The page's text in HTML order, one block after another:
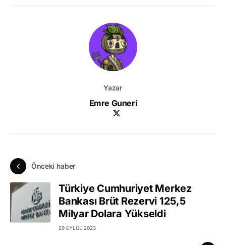
Yazar
Emre Guneri
Önceki haber
Türkiye Cumhuriyet Merkez
Bankası Brüt Rezervi 125,5
Milyar Dolara Yükseldi
29 EYLÜL 2023